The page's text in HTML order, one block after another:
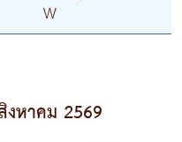
W
หาคม 2569